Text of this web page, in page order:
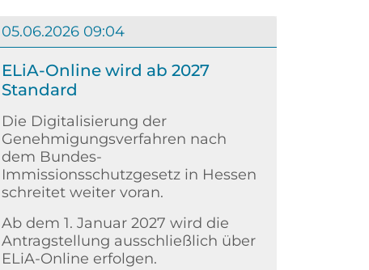
05.06.2026 09:04
ELiA-Online wird ab 2027
Standard
Die Digitalisierung der
Genehmigungsverfahren nach
dem Bundes-
Immissionsschutzgesetz in Hessen
schreitet weiter voran.
Ab dem 1. Januar 2027 wird die
Antragstellung ausschließlich über
ELiA-Online erfolgen.